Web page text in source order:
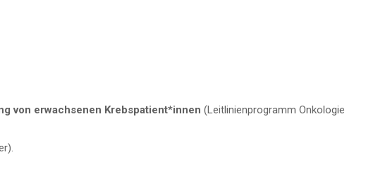
von erwachsenen Krebspatient*innen (Leitlinienprogramm Onkologie